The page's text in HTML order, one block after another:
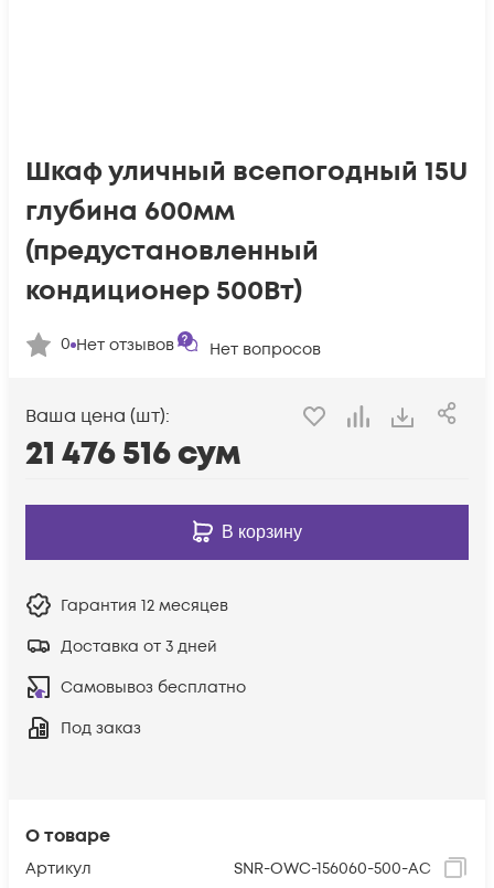
О товаре
Артикул
SNR-OWC-156060-500-AC
Шкаф уличный всепогодный 15U
глубина 600мм
(предустановленный
кондиционер 500Вт)
0 Нет отзывов Нет вопросов
Ваша цена (шт):
21 476 516сум
В корзину
Гарантия 12 месяцев
Доставка от 3 дней
Самовывоз бесплатно
Под заказ